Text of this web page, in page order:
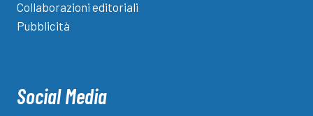
Collaborazioni editoriali
Pubblicità
Social Media